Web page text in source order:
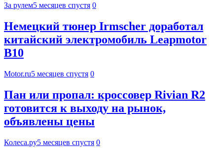
За рулем5 месяцев спустя 0
Немецкий тюнер Irmscher доработал
китайский электромобиль Leapmotor
B10
Motor.ru5 месяцев спустя 0
Пан или пропал: кроссовер Rivian R2
готовится к выходу на рынок,
объявлены цены
Колеса.ру5 месяцев спустя 0